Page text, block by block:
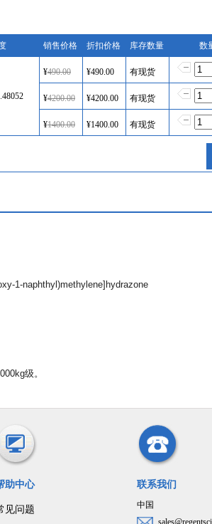
销售价格 折扣价格 库存数量 数
¥490.00 ¥490.00 有现货
¥4200.00 ¥4200.00 有现货
¥1400.00 ¥1400.00 有现货
1-naphthyl)methylene]hydrazone
级。
助中心
见问题
联系我们
中国